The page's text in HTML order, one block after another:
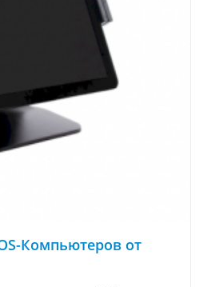
Компьютеров от